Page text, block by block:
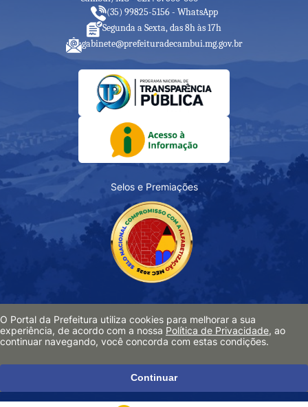
(35) 99825-5156 - WhatsApp
Segunda a Sexta, das 8h às 17h
gabinete@prefeituradecambui.mg.gov.br
Selos e Premiações
Acessibilidade
Política de Privacidade
Pesquisa de Satisfação
Mapa do Site
O Portal da Prefeitura utiliza cookies para melhorar a sua
experiência, de acordo com a nossa Política de Privacidade, ao
continuar navegando, você concorda com estas condições.
Continuar